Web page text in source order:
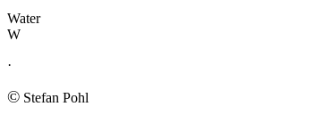
Water
W
·
© Stefan Pohl